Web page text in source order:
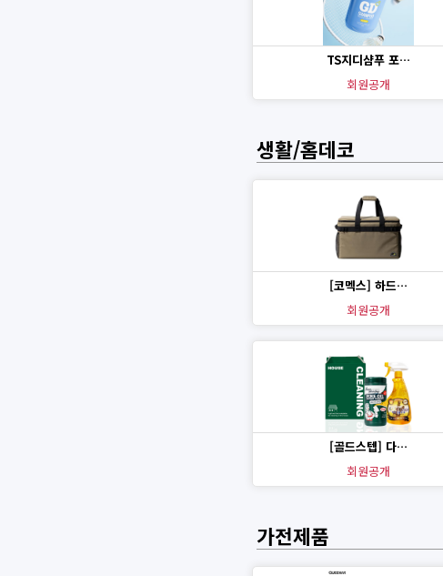
TS지디샴푸 포…
회원공개
생활/홈데코
[코멕스] 하드…
회원공개
[골드스텝] 다…
회원공개
가전제품